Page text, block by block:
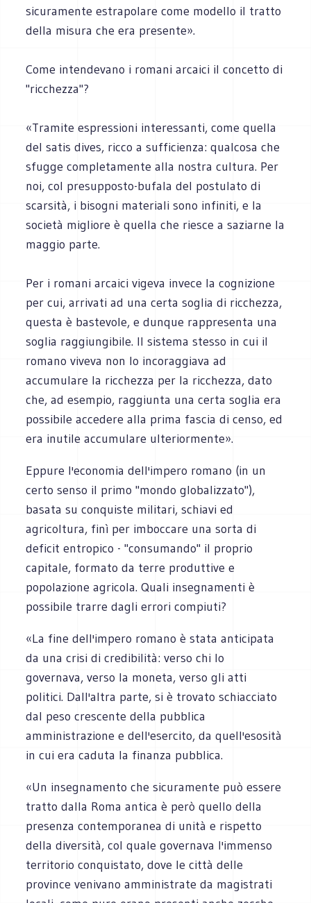
sicuramente estrapolare come modello il tratto
della misura che era presente».
Come intendevano i romani arcaici il concetto di
"ricchezza"?
«Tramite espressioni interessanti, come quella
del satis dives, ricco a sufficienza: qualcosa che
sfugge completamente alla nostra cultura. Per
noi, col presupposto-bufala del postulato di
scarsità, i bisogni materiali sono infiniti, e la
società migliore è quella che riesce a saziarne la
maggio parte.
Per i romani arcaici vigeva invece la cognizione
per cui, arrivati ad una certa soglia di ricchezza,
questa è bastevole, e dunque rappresenta una
soglia raggiungibile. Il sistema stesso in cui il
romano viveva non lo incoraggiava ad
accumulare la ricchezza per la ricchezza, dato
che, ad esempio, raggiunta una certa soglia era
possibile accedere alla prima fascia di censo, ed
era inutile accumulare ulteriormente».
Eppure l'economia dell'impero romano (in un
certo senso il primo "mondo globalizzato"),
basata su conquiste militari, schiavi ed
agricoltura, finì per imboccare una sorta di
deficit entropico - "consumando" il proprio
capitale, formato da terre produttive e
popolazione agricola. Quali insegnamenti è
possibile trarre dagli errori compiuti?
«La fine dell'impero romano è stata anticipata
da una crisi di credibilità: verso chi lo
governava, verso la moneta, verso gli atti
politici. Dall'altra parte, si è trovato schiacciato
dal peso crescente della pubblica
amministrazione e dell'esercito, da quell'esosità
in cui era caduta la finanza pubblica.
«Un insegnamento che sicuramente può essere
tratto dalla Roma antica è però quello della
presenza contemporanea di unità e rispetto
della diversità, col quale governava l'immenso
territorio conquistato, dove le città delle
province venivano amministrate da magistrati